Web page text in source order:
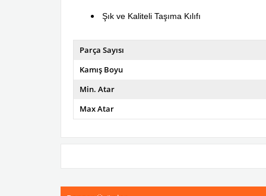
Şık ve Kaliteli Taşıma Kılıfı
Parça Sayısı
Kamış Boyu
Min. Atar
Max Atar